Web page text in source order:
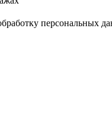
персональных